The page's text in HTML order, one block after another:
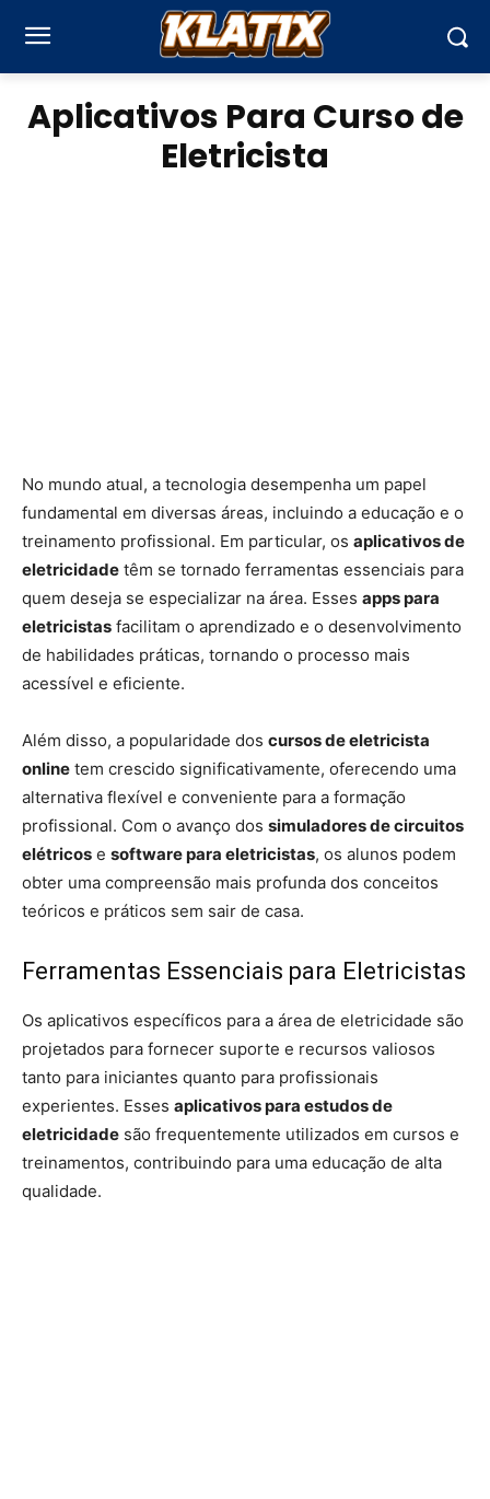
Aplicativos Para Curso de
Eletricista
No mundo atual, a tecnologia desempenha um papel
fundamental em diversas áreas, incluindo a educação e o
treinamento profissional. Em particular, os aplicativos de
eletricidade têm se tornado ferramentas essenciais para
quem deseja se especializar na área. Esses apps para
eletricistas facilitam o aprendizado e o desenvolvimento
de habilidades práticas, tornando o processo mais
acessível e eficiente.
Além disso, a popularidade dos cursos de eletricista
online tem crescido significativamente, oferecendo uma
alternativa flexível e conveniente para a formação
profissional. Com o avanço dos simuladores de circuitos
elétricos e software para eletricistas, os alunos podem
obter uma compreensão mais profunda dos conceitos
teóricos e práticos sem sair de casa.
Ferramentas Essenciais para Eletricistas
Os aplicativos específicos para a área de eletricidade são
projetados para fornecer suporte e recursos valiosos
tanto para iniciantes quanto para profissionais
experientes. Esses aplicativos para estudos de
eletricidade são frequentemente utilizados em cursos e
treinamentos, contribuindo para uma educação de alta
qualidade.